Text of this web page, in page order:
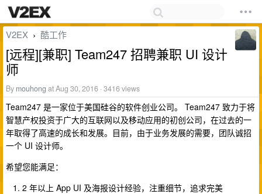
V2EX › 酷工作
[远程][兼职] Team247 招聘兼职 UI 设计
师
By mouhong at Aug 30, 2016 · 3416 views
Team247 是一家位于美国硅谷的软件创业公司。 Team247 致力于将
智慧产权投资于广大的互联网以及移动应用的初创公司，在过去的一
年取得了高速的成长和发展。目前，由于业务发展的需要，团队诚招
一个 UI 设计师。
希望您能满足：
2 年以上 App UI 及海报设计经验，注重细节，追求完美